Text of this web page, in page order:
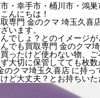
・幸手市・桶川市・鴻巣
んにちは！
専門 金のクマ 埼玉久喜
います。
でしょ？とのイメージが
でも買取専門 金のクマ
ったけど使わない物、
大切に保管してても枚数
のクマ埼玉久喜店 に持
ど大丈夫？とお持ちい